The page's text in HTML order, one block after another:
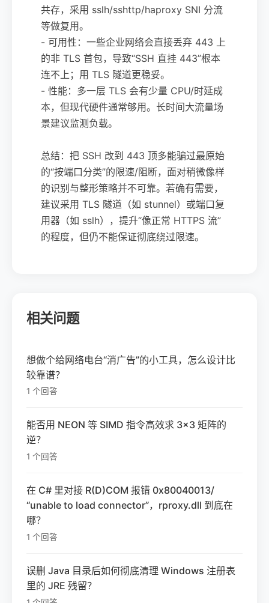
共存，采用 sslh/sshttp/haproxy SNI 分流
等做复用。
- 可用性：一些企业网络会直接丢弃 443 上
的非 TLS 首包，导致“SSH 直挂 443”根本
连不上；用 TLS 隧道更稳妥。
- 性能：多一层 TLS 会有少量 CPU/时延成
本，但现代硬件通常够用。长时间大流量场
景建议监测负载。
总结：把 SSH 改到 443 顶多能骗过最原始
的“按端口分类”的限速/阻断，面对稍微像样
的识别与整形策略并不可靠。若确有需要，
建议采用 TLS 隧道（如 stunnel）或端口复
用器（如 sslh），提升“像正常 HTTPS 流”
的程度，但仍不能保证彻底绕过限速。
相关问题
想做个给网络电台“消广告”的小工具，怎么设计比
较靠谱？
1 个回答
能否用 NEON 等 SIMD 指令高效求 3×3 矩阵的
逆？
1 个回答
在 C# 里对接 R(D)COM 报错 0x80040013/
“unable to load connector”，rproxy.dll 到底在
哪？
1 个回答
误删 Java 目录后如何彻底清理 Windows 注册表
里的 JRE 残留？